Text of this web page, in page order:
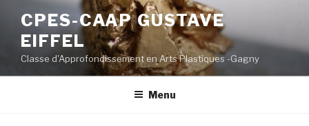
contenu
principal
CPES-CAAP GUSTAVE
EIFFEL
Classe d'Approfondissement en Arts Plastiques -Gagny
Menu